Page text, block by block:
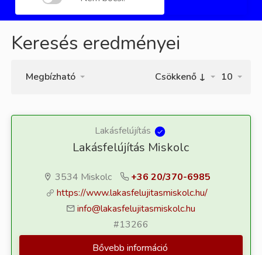
Keresés eredményei
10
Megbízható Csökkenő ↓
Lakásfelújítás
Lakásfelújítás Miskolc
3534 Miskolc
+36 20/370-6985
https://www.lakasfelujitasmiskolc.hu/
info@lakasfelujitasmiskolc.hu
#13266
Bővebb információ